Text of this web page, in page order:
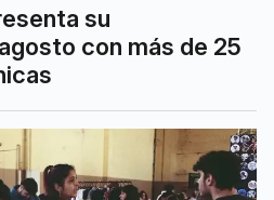
su
con más de 25